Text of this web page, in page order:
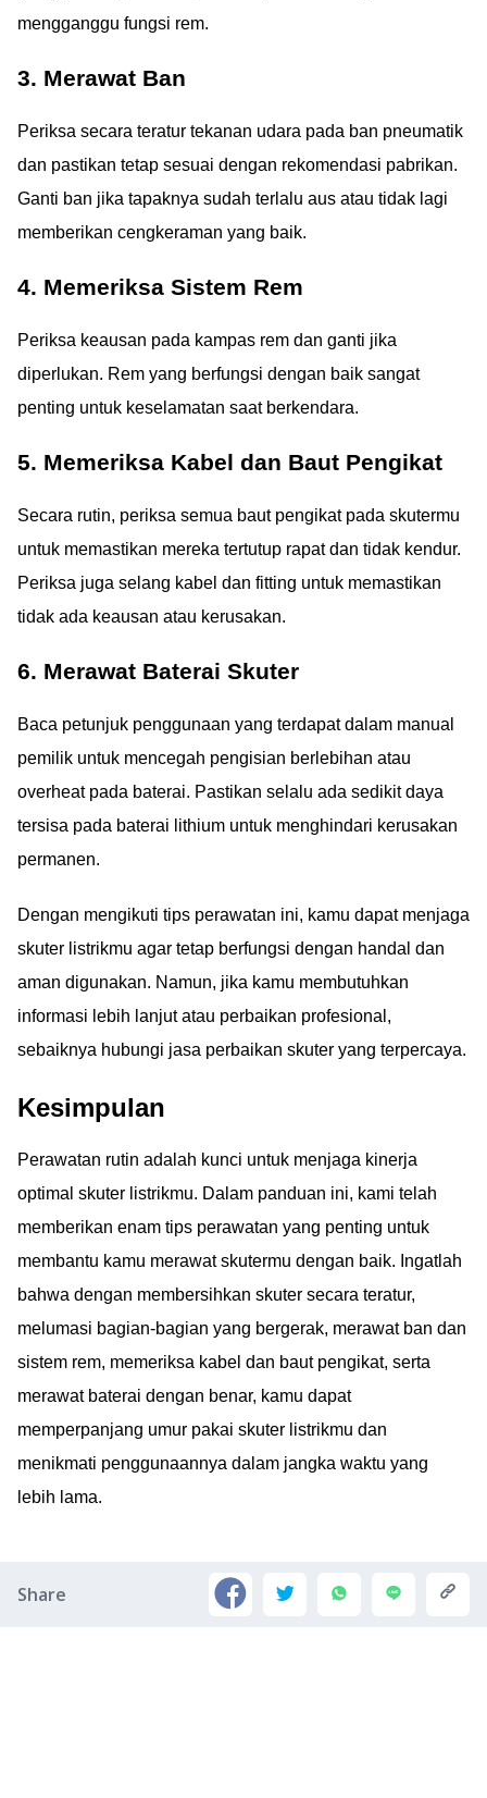
mengganggu fungsi rem.
3. Merawat Ban
Periksa secara teratur tekanan udara pada ban pneumatik
dan pastikan tetap sesuai dengan rekomendasi pabrikan.
Ganti ban jika tapaknya sudah terlalu aus atau tidak lagi
memberikan cengkeraman yang baik.
4. Memeriksa Sistem Rem
Periksa keausan pada kampas rem dan ganti jika
diperlukan. Rem yang berfungsi dengan baik sangat
penting untuk keselamatan saat berkendara.
5. Memeriksa Kabel dan Baut Pengikat
Secara rutin, periksa semua baut pengikat pada skutermu
untuk memastikan mereka tertutup rapat dan tidak kendur.
Periksa juga selang kabel dan fitting untuk memastikan
tidak ada keausan atau kerusakan.
6. Merawat Baterai Skuter
Baca petunjuk penggunaan yang terdapat dalam manual
pemilik untuk mencegah pengisian berlebihan atau
overheat pada baterai. Pastikan selalu ada sedikit daya
tersisa pada baterai lithium untuk menghindari kerusakan
permanen.
Dengan mengikuti tips perawatan ini, kamu dapat menjaga
skuter listrikmu agar tetap berfungsi dengan handal dan
aman digunakan. Namun, jika kamu membutuhkan
informasi lebih lanjut atau perbaikan profesional,
sebaiknya hubungi jasa perbaikan skuter yang terpercaya.
Kesimpulan
Perawatan rutin adalah kunci untuk menjaga kinerja
optimal skuter listrikmu. Dalam panduan ini, kami telah
memberikan enam tips perawatan yang penting untuk
membantu kamu merawat skutermu dengan baik. Ingatlah
bahwa dengan membersihkan skuter secara teratur,
melumasi bagian-bagian yang bergerak, merawat ban dan
sistem rem, memeriksa kabel dan baut pengikat, serta
merawat baterai dengan benar, kamu dapat
memperpanjang umur pakai skuter listrikmu dan
menikmati penggunaannya dalam jangka waktu yang
lebih lama.
Share